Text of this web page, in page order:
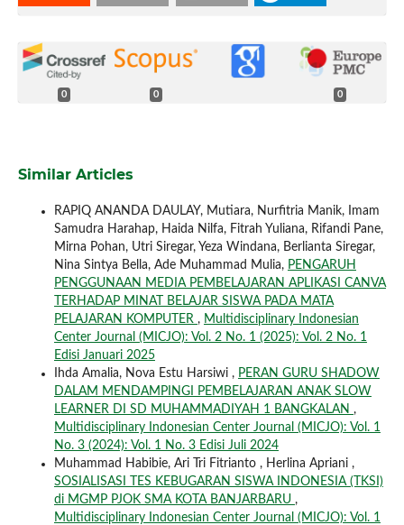
0 0 0
Similar Articles
RAPIQ ANANDA DAULAY, Mutiara, Nurfitria Manik, Imam
Samudra Harahap, Haida Nilfa, Fitrah Yuliana, Rifandi Pane,
Mirna Pohan, Utri Siregar, Yeza Windana, Berlianta Siregar,
Nina Sintya Bella, Ade Muhammad Mulia, PENGARUH
PENGGUNAAN MEDIA PEMBELAJARAN APLIKASI CANVA
TERHADAP MINAT BELAJAR SISWA PADA MATA
PELAJARAN KOMPUTER , Multidisciplinary Indonesian
Center Journal (MICJO): Vol. 2 No. 1 (2025): Vol. 2 No. 1
Edisi Januari 2025
Ihda Amalia, Nova Estu Harsiwi , PERAN GURU SHADOW
DALAM MENDAMPINGI PEMBELAJARAN ANAK SLOW
LEARNER DI SD MUHAMMADIYAH 1 BANGKALAN ,
Multidisciplinary Indonesian Center Journal (MICJO): Vol. 1
No. 3 (2024): Vol. 1 No. 3 Edisi Juli 2024
Muhammad Habibie, Ari Tri Fitrianto , Herlina Apriani ,
SOSIALISASI TES KEBUGARAN SISWA INDONESIA (TKSI)
di MGMP PJOK SMA KOTA BANJARBARU ,
Multidisciplinary Indonesian Center Journal (MICJO): Vol. 1